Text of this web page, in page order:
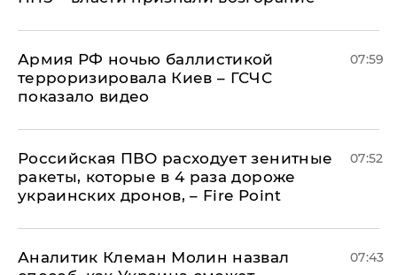
Армия РФ ночью баллистикой
терроризировала Киев – ГСЧС
показало видео
07:59
Российская ПВО расходует зенитные
ракеты, которые в 4 раза дороже
украинских дронов, – Fire Point
07:52
Аналитик Клеман Молин назвал
07:43